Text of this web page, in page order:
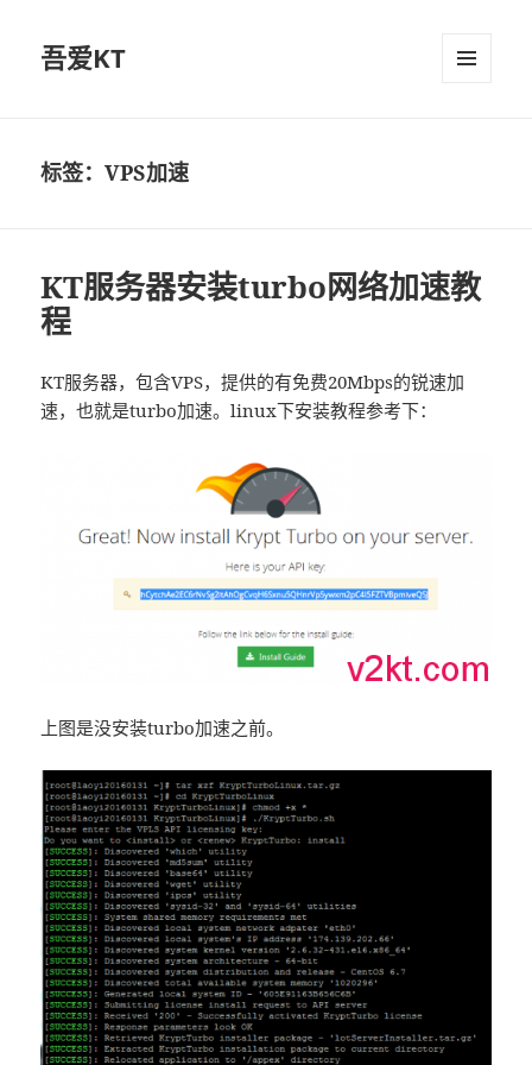
吾爱KT
标签：VPS加速
KT服务器安装turbo网络加速教
程
KT服务器，包含VPS，提供的有免费20Mbps的锐速加
速，也就是turbo加速。linux下安装教程参考下：
上图是没安装turbo加速之前。